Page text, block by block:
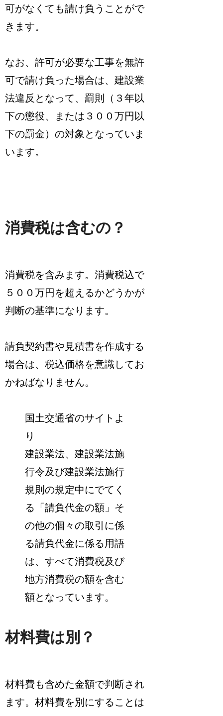
可がなくても請け負うことがで
きます。
なお、許可が必要な工事を無許
可で請け負った場合は、建設業
法違反となって、罰則（３年以
下の懲役、または３００万円以
下の罰金）の対象 となっていま
います。
消費税は含むの？
消費税を含みます。消費税込で
５００万円を超えるかどうかが
判断の基準になります。
請負契約書や見積書を作成する
場合は、税込価格を意識してお
かねばなりません。
国土交通省のサイトよ
り
建設業法、建設業法施
行令及び建設業法施行
規則の規定中にでてく
る「請負代金の額」そ
の他の個々の取引に係
る請負代金に係る用語
は、すべて消費税及び
地方消費税の額を含む
額となっています。
材料費は別？
材料費も含めた金額で判断され
ます。材料費を別にすることは